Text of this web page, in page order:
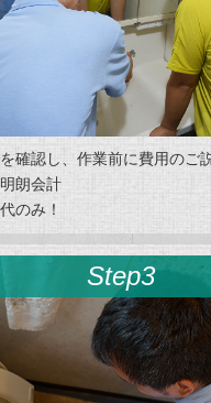
確認し、作業前に費用のご
朗会計
のみ！
Step3